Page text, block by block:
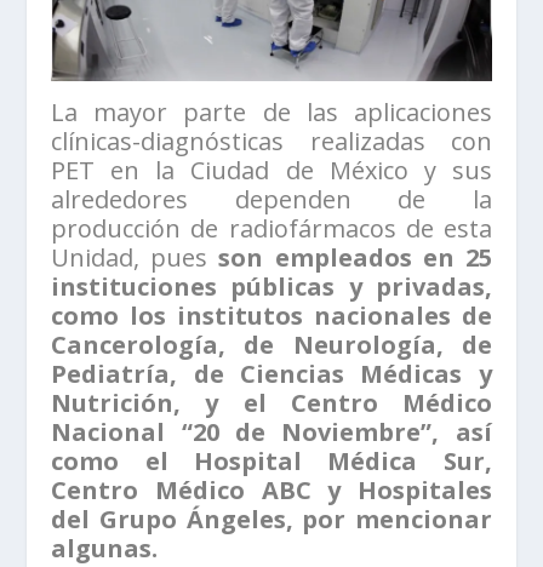
La mayor parte de las aplicaciones
clínicas-diagnósticas realizadas con
PET en la Ciudad de México y sus
alrededores dependen de la
producción de radiofármacos de esta
Unidad, pues son empleados en 25
instituciones públicas y privadas,
como los institutos nacionales de
Cancerología, de Neurología, de
Pediatría, de Ciencias Médicas y
Nutrición, y el Centro Médico
Nacional “20 de Noviembre”, así
como el Hospital Médica Sur,
Centro Médico ABC y Hospitales
del Grupo Ángeles, por mencionar
algunas.